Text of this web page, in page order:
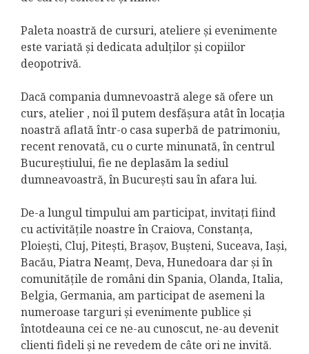
Paleta noastră de cursuri, ateliere și evenimente
este variată și dedicata adulților și copiilor
deopotrivă.
Dacă compania dumnevoastră alege să ofere un
curs, atelier , noi îl putem desfășura atât în locația
noastră aflată într-o casa superbă de patrimoniu,
recent renovată, cu o curte minunată, în centrul
Bucureștiului, fie ne deplasăm la sediul
dumneavoastră, în București sau în afara lui.
De-a lungul timpului am participat, invitați fiind
cu activitățile noastre în Craiova, Constanța,
Ploiești, Cluj, Pitești, Brașov, Bușteni, Suceava, Iași,
Bacău, Piatra Neamț, Deva, Hunedoara dar și în
comunitățile de români din Spania, Olanda, Italia,
Belgia, Germania, am participat de asemeni la
numeroase targuri și evenimente publice și
întotdeauna cei ce ne-au cunoscut, ne-au devenit
clienti fideli și ne revedem de câte ori ne invită.